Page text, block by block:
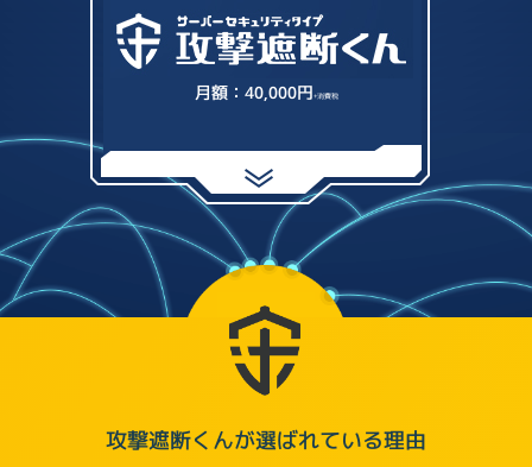
月額：40,000円+消費税
攻撃遮断くんが選ばれている理由